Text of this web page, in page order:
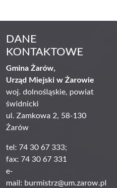
DANE
KONTAKTOWE
Gmina Żarów,
Urząd Miejski w Żarowie
woj. dolnośląskie, powiat
świdnicki
ul. Zamkowa 2, 58-130
Żarów
tel: 74 30 67 333;
fax: 74 30 67 331
e-
mail: burmistrz@um.zarow.pl